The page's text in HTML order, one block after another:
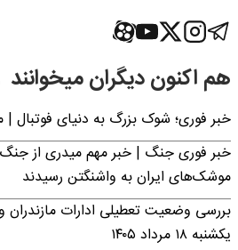
هم اکنون دیگران میخوانند
خبر فوری؛‌ شوک بزرگ به دنیای
خبر فوری جنگ | خبر مهم میدری از جنگ
موشک‌های ایران به واشنگتن رسیدند
بررسی وضعیت تعطیلی ادارات مازندران
یکشنبه ۱۸ مرداد ۱۴۰۵